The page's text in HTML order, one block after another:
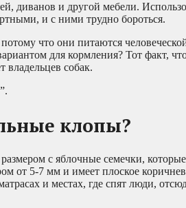
диванов и другой мебели.
и с ними трудно бороться.
что они питаются
для кормления? Тот факт,
собак.
клопы?
с яблочные семечки,
от 5-7 мм и имеет плоское
и местах, где спят люди,